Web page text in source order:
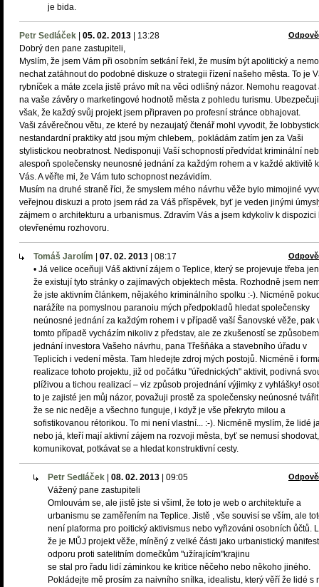
je bida.
Petr Sedláček 05. 02. 2013 13:28
Dobrý den pane zastupiteli,
Myslím, že jsem Vám při osobním setkání řekl, že musím být apolitický a
nechat zatáhnout do podobné diskuze o strategii řízení našeho města. To je
rybníček a máte zcela jistě právo mít na věci odlišný názor. Nemohu reagovat
na vaše závěry o marketingové hodnotě města z pohledu turismu.
však, že každý svůj projekt jsem připraven po profesní stránce obhajovat.
Vaši závěrečnou větu, ze které by nezaujatý čtenář mohl vyvodit, že
nestandardní praktiky atd jsou mým chlebem,. pokládám zatím jen za Vaši
stylistickou neobratnost. Nedisponuji Vaší schopností předvídat kriminální
alespoň společensky neunosné jednání za každým rohem a v každé aktivitě
Vás. A věřte mi, že Vám tuto schopnost nezávidím.
Musím na druhé straně říci, že smyslem mého návrhu věže bylo mimojiné
veřejnou diskuzi a proto jsem rád za Váš příspěvek, byť je veden jinými
zájmem o architekturu a urbanismus. Zdravím Vás a jsem kdykoliv k dispozici
otevřenému rozhovoru.
Tomáš Jarolím 07. 02. 2013 08:17
• Já velice oceňuji Váš aktivní zájem o Teplice, který se projevuje třeba
že existují tyto stránky o zajímavých objektech města. Rozhodně jsem
že jste aktivním článkem, nějakého kriminálního spolku :-). Nicméně
narážíte na pomyslnou paranoiu mých předpokladů hledat společensky
neúnosné jednání za každým rohem i v případě vaší Šanovské věže, pak
tomto případě vycházím nikoliv z představ, ale ze zkušeností se způsobem
jednání investora Vašeho návrhu, pana Třešňáka a stavebního úřadu v
Teplicích i vedení města. Tam hledejte zdroj mých postojů. Nicméně i
realizace tohoto projektu, již od počátku "úřednických" aktivit, podivná
plíživou a tichou realizací – viz způsob projednání výjimky z vyhlášky!
to je zajisté jen můj názor, považuji prostě za společensky neúnosné
že se nic neděje a všechno funguje, i když je vše překryto milou a
sofistikovanou rétorikou. To mi není vlastní... :-). Nicméně myslím, že lidé
nebo já, kteří mají aktivní zájem na rozvoji města, byť se nemusí
komunikovat, potkávat se a hledat konstruktivní cesty.
Petr Sedláček 08. 02. 2013 09:05
Vážený pane zastupiteli
Omlouvám se, ale jistě jste si všiml, že toto je web o architektuře a
urbanismu se zaměřením na Teplice. Jistě , vše souvisí se vším, ale
není plaforma pro poitický aktivismus nebo vyřizováni osobních ůčtů.
že je MŮJ projekt věže, míněný z velké části jako urbanistický manifest
odporu proti satelitním domečkům "užírajícím"krajinu
se stal pro řadu lidí záminkou ke kritice něčeho nebo někoho jiného.
Pokládejte mě prosím za naivního snílka, idealistu, který věří že lidé s